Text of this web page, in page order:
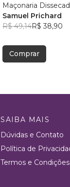
Maçonaria
Samuel Prichard
R$ 49,14R$ 38,90
Comprar
SAIBA MAIS
Dúvidas e Contato
Política de
Termos e